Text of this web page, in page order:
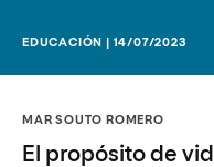
EDUCACIÓN | 14/07/2023
MAR SOUTO ROMERO
El propósito de